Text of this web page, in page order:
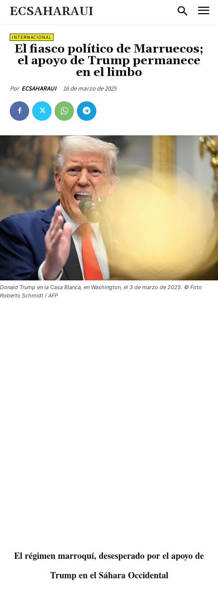
ECSAHARAUI
INTERNACIONAL
El fiasco político de Marruecos;
el apoyo de Trump permanece
en el limbo
Por ECSAHARAUI 16 de marzo de 2025
Donald Trump en la Casa Blanca, en Washington, el 3 de marzo de 2025. © Foto
Roberto Schmidt / AFP
El régimen marroquí, desesperado por el apoyo de
Trump en el Sáhara Occidental